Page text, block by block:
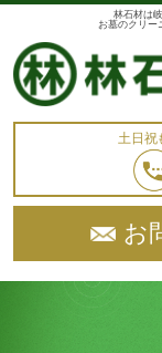
林石材は
お墓のクリー
土日祝
お